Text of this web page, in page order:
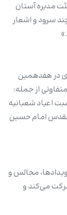
مدیره آستان
سرود و اشعار
در هفدهمین
از جمله:
اعیاد شعبانیه
مقدس امام حسین
مجالس و
می‌کند و